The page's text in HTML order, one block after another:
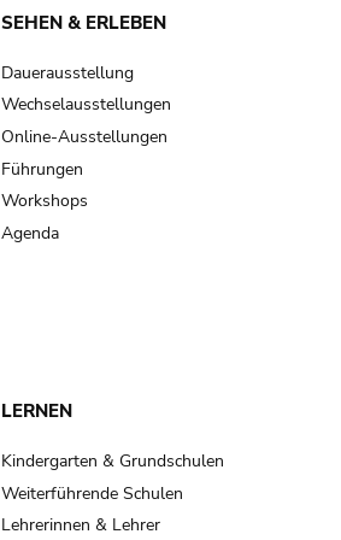
SEHEN & ERLEBEN
Dauerausstellung
Wechselausstellungen
Online-Ausstellungen
Führungen
Workshops
Agenda
LERNEN
Kindergarten & Grundschulen
Weiterführende Schulen
Lehrerinnen & Lehrer